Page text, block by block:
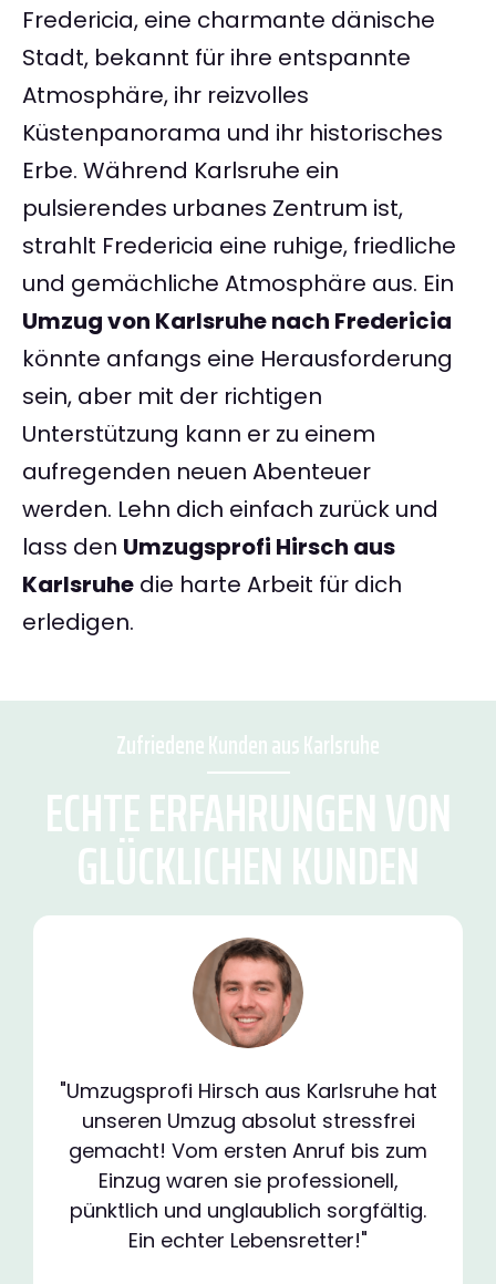
Fredericia, eine charmante dänische
Stadt, bekannt für ihre entspannte
Atmosphäre, ihr reizvolles
Küstenpanorama und ihr historisches
Erbe. Während Karlsruhe ein
pulsierendes urbanes Zentrum ist,
strahlt Fredericia eine ruhige, friedliche
und gemächliche Atmosphäre aus. Ein
Umzug von Karlsruhe nach Fredericia
könnte anfangs eine Herausforderung
sein, aber mit der richtigen
Unterstützung kann er zu einem
aufregenden neuen Abenteuer
werden. Lehn dich einfach zurück und
lass den Umzugsprofi Hirsch aus
Karlsruhe die harte Arbeit für dich
erledigen.
Zufriedene Kunden aus Karlsruhe
ECHTE ERFAHRUNGEN VON
GLÜCKLICHEN KUNDEN
"Umzugsprofi Hirsch aus Karlsruhe hat
unseren Umzug absolut stressfrei
gemacht! Vom ersten Anruf bis zum
Einzug waren sie professionell,
pünktlich und unglaublich sorgfältig.
Ein echter Lebensretter!"